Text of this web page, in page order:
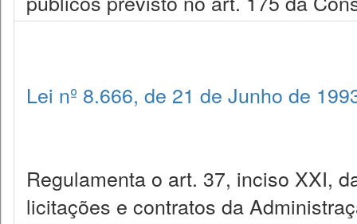
Lei nº 8.666, de 21 de Junho de
Regulamenta o art. 37, inciso XXI,
licitações e contratos da